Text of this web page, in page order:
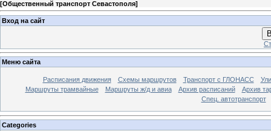
[Общественный транспорт Севастополя]
Вход на сайт
Меню сайта
Расписания движения Схемы маршрутов Транспорт с ГЛОНАСС
Маршруты трамвайные
Маршруты ж/д и авиа Архив расписаний
Архив
Спец. автотранспорт
Categories